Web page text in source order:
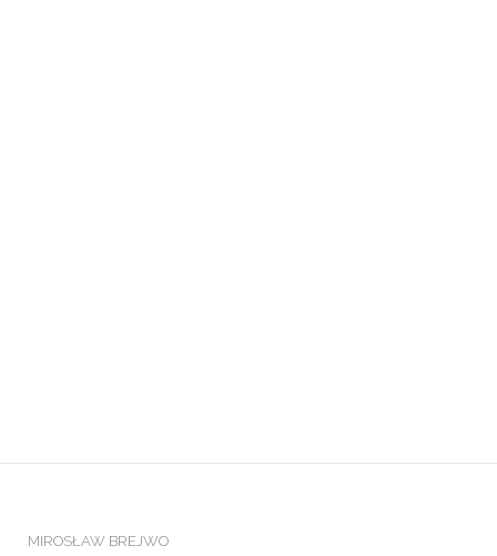
MIROSŁAW BREJWO